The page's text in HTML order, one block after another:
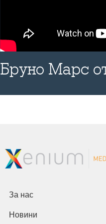
Бруно Марс
За нас
Новини